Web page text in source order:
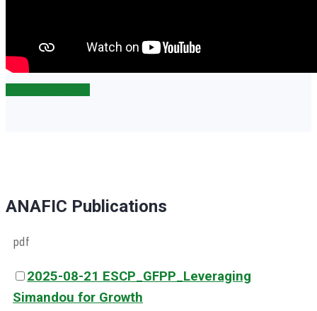
ANAFIC Publications
pdf
2025-08-21 ESCP_GFPP_Leveraging
Simandou for Growth